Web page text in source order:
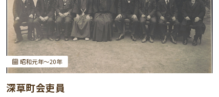
昭和元年～20年
深草町会吏員